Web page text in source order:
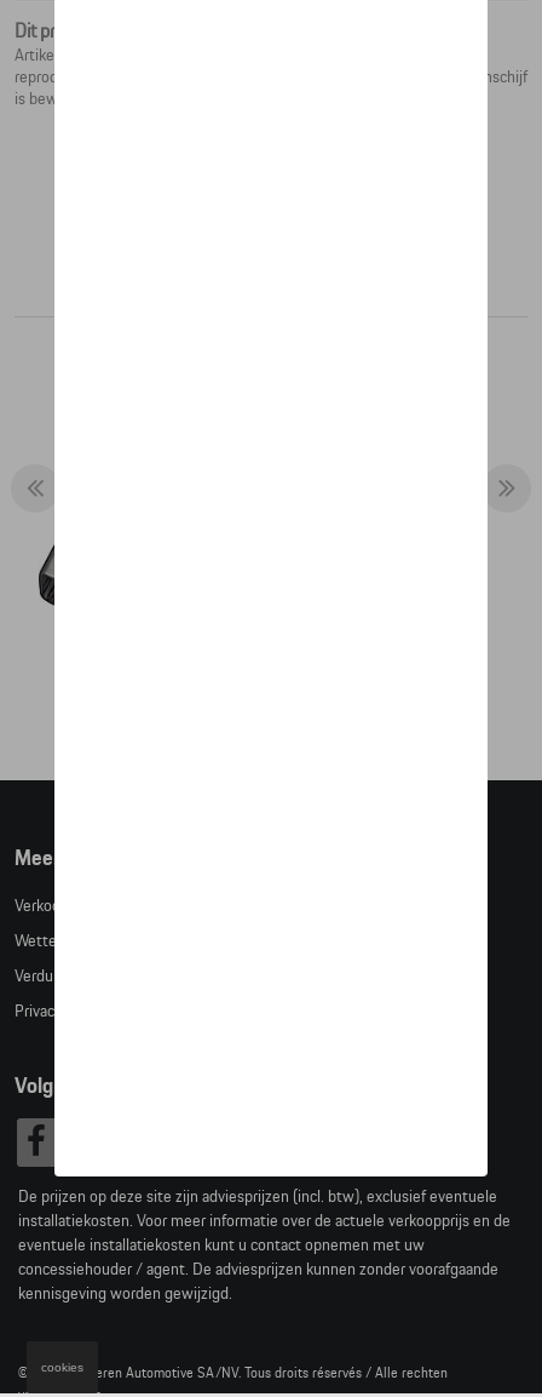
Dit product is momenteel niet op stock
Artikelomschrijving Sleutelhanger remschijf Deze sleutelhanger is een
reproductie van de Porsche remschijf en remklauw in miniatuur. De remschijf
is beweegbaar.
Meer info
Verkoopsvoorwaarden
Wettelijke bepalingen
Verduidelijking kledingmaten
Privacybeleid
Volg Ons
De prijzen op deze site zijn adviesprijzen (incl. btw), exclusief eventuele
installatiekosten. Voor meer informatie over de actuele verkoopprijs en de
eventuele installatiekosten kunt u contact opnemen met uw
concessiehouder / agent. De adviesprijzen kunnen zonder voorafgaande
kennisgeving worden gewijzigd.
© 2026 D'Ieteren Automotive SA/NV. Tous droits réservés / Alle rechten
cookies